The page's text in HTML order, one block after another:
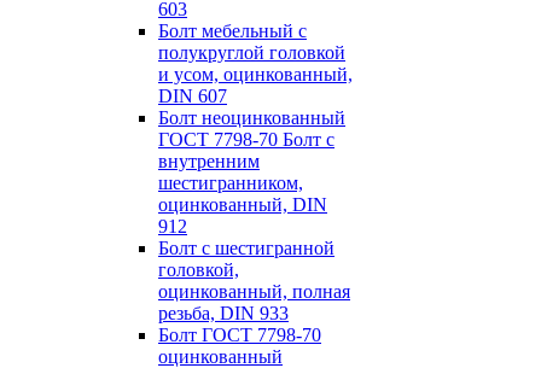
603
Болт мебельный с
полукруглой головкой
и усом, оцинкованный,
DIN 607
Болт неоцинкованный
ГОСТ 7798-70 Болт с
внутренним
шестигранником,
оцинкованный, DIN
912
Болт с шестигранной
головкой,
оцинкованный, полная
резьба, DIN 933
Болт ГОСТ 7798-70
оцинкованный